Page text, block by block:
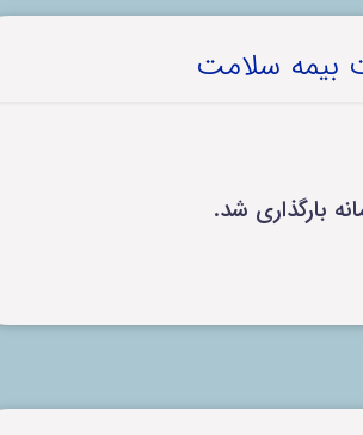
بیمه سلامت